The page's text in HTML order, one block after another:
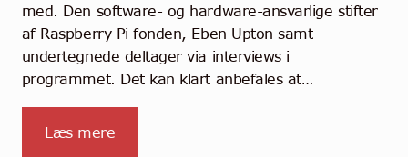
med. Den software- og hardware-ansvarlige stifter
af Raspberry Pi fonden, Eben Upton samt
undertegnede deltager via interviews i
programmet. Det kan klart anbefales at…
Læs mere